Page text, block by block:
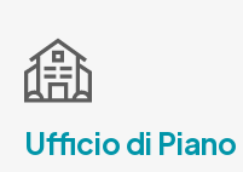
Ufficio di Piano